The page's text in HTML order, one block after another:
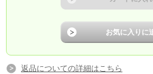
返品についての詳細はこちら